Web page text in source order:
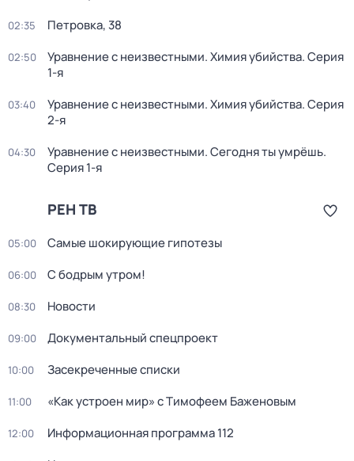
02:35 Петровка, 38
02:50 Уравнение с неизвестными. Химия убийства. Серия
1-я
03:40 Уравнение с неизвестными. Химия убийства. Серия
2-я
04:30 Уравнение с неизвестными. Сегодня ты умрёшь.
Серия 1-я
РЕН ТВ
05:00 Самые шoкиpующие гипотезы
06:00 С бодрым утром!
08:30 Новости
09:00 Документальный спецпроект
10:00 Зaceкрeченные списки
11:00 «Как устроен мир» с Тимофеем Баженовым
12:00 Информационная программа 112